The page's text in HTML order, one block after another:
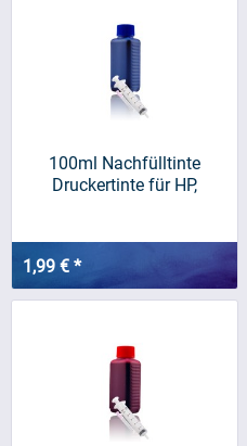
100ml Nachfülltinte
Druckertinte für HP,
1,99 € *